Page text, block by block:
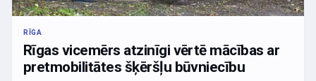
RĪGA
Rīgas vicemērs atzinīgi vērtē mācības ar
pretmobilitātes šķēršļu būvniecību